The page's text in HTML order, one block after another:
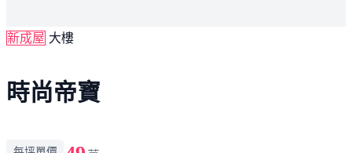
新成屋 大樓
時尚帝寶